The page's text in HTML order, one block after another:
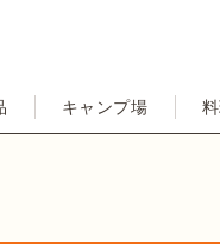
キャンプ場